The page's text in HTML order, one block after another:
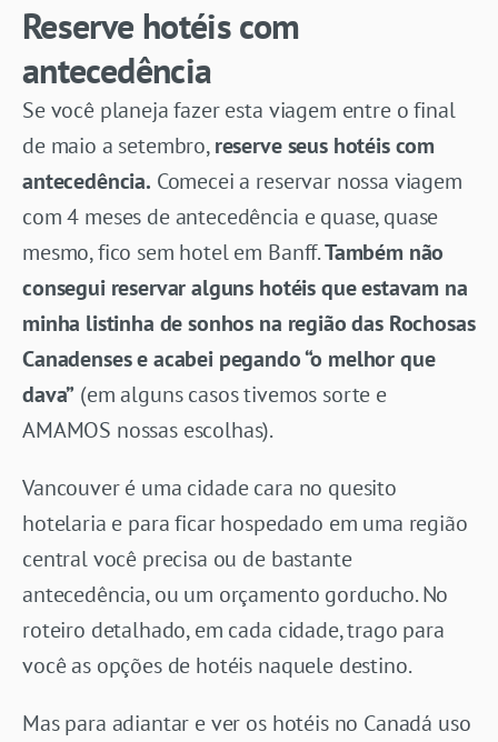
Reserve hotéis com
antecedência
Se você planeja fazer esta viagem entre o final
de maio a setembro,reserve seus hotéis com
antecedência. Comecei a reservar nossa viagem
com 4 meses de antecedência e quase, quase
mesmo, fico sem hotel em Banff.Também não
consegui reservar alguns hotéis que estavam na
minha listinha de sonhos na região das Rochosas
Canadenses e acabei pegando “o melhor que
dava” (em alguns casos tivemos sorte e
AMAMOS nossas escolhas).
Vancouver é uma cidade cara no quesito
hotelaria e para ficar hospedado em uma região
central você precisa ou de bastante
antecedência, ou um orçamento gorducho. No
roteiro detalhado, em cada cidade, trago para
você as opções de hotéis naquele destino.
Mas para adiantar e ver os hotéis no Canadá uso